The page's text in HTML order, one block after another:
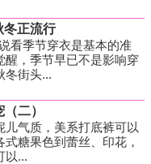
冬正流行
看季节穿衣是基本的准
醒，季节早已不是影响穿
冬街头...
二）
气质，美系打底裤可以
糖果色到蕾丝、印花，
以...